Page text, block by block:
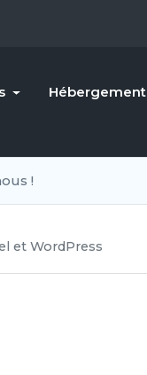
Hébergement
!
et WordPress